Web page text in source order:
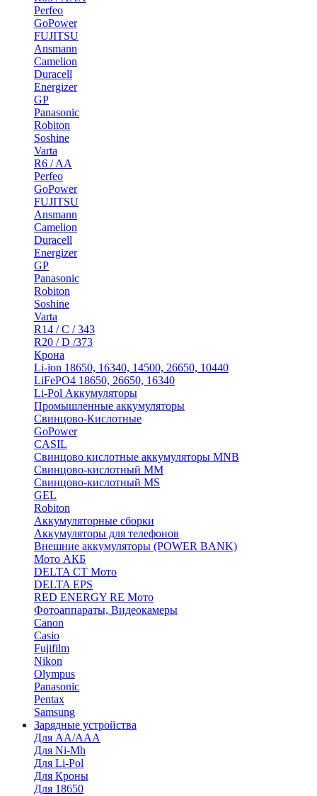
Perfeo
GoPower
FUJITSU
Ansmann
Camelion
Duracell
Energizer
GP
Panasonic
Robiton
Soshine
Varta
R6 / AA
Perfeo
GoPower
FUJITSU
Ansmann
Camelion
Duracell
Energizer
GP
Panasonic
Robiton
Soshine
Varta
R14 / C / 343
R20 / D /373
Крона
Li-ion 18650, 16340, 14500, 26650, 10440
LiFePO4 18650, 26650, 16340
Li-Pol Аккумуляторы
Промышленные аккумуляторы
Свинцово-Кислотные
GoPower
CASIL
Свинцово кислотные аккумуляторы MNB
Cвинцово-кислотный MM
Cвинцово-кислотный MS
GEL
Robiton
Аккумуляторные сборки
Аккумуляторы для телефонов
Внешние аккумуляторы (POWER BANK)
Мото АКБ
DELTA CT Мото
DELTA EPS
RED ENERGY RE Мото
Фотоаппараты, Видеокамеры
Canon
Casio
Fujifilm
Nikon
Olympus
Panasonic
Pentax
Samsung
Зарядные устройства
Для AA/AAA
Для Ni-Mh
Для Li-Pol
Для Кроны
Для 18650